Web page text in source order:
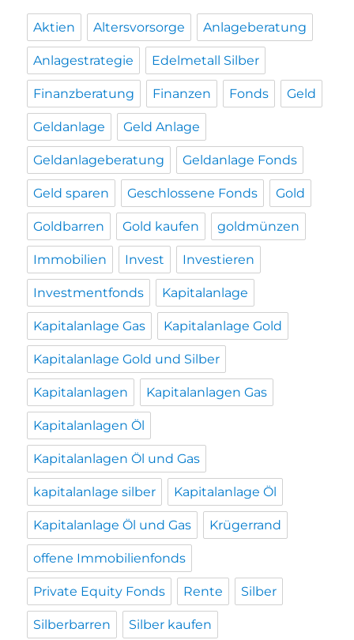
Aktien Altersvorsorge Anlageberatung
Anlagestrategie Edelmetall Silber
Finanzberatung Finanzen Fonds Geld
Geldanlage Geld Anlage
Geldanlageberatung Geldanlage Fonds
Geld sparen Geschlossene Fonds Gold
Goldbarren Gold kaufen goldmünzen
Immobilien Invest Investieren
Investmentfonds Kapitalanlage
Kapitalanlage Gas Kapitalanlage Gold
Kapitalanlage Gold und Silber
Kapitalanlagen Kapitalanlagen Gas
Kapitalanlagen Öl
Kapitalanlagen Öl und Gas
kapitalanlage silber Kapitalanlage Öl
Kapitalanlage Öl und Gas Krügerrand
offene Immobilienfonds
Private Equity Fonds Rente Silber
Silberbarren Silber kaufen